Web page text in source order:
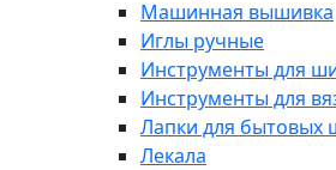
Машинная вышивка
Иглы ручные
Инструменты для
Инструменты для
Лапки для
Лекала